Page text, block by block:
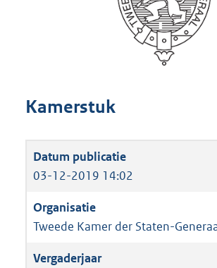
Kamerstuk
03-12-2019 14:02
Tweede Kamer der Staten-